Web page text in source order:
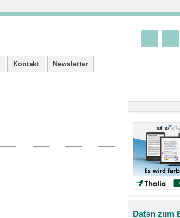
Kontakt Newsletter
Daten zum